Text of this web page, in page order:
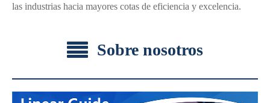
las industrias hacia mayores cotas de eficiencia y excelencia.
Sobre nosotros